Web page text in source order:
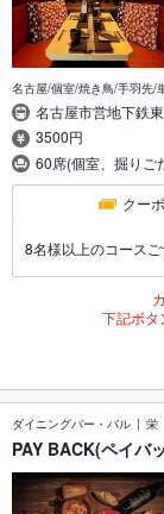
名古屋/個室/焼き鳥/手羽先/
名古屋市営地下鉄
3500円
60席(個室、掘りご
クー
8名様以上のコース
下記ボタ
ダイニングバー・バル 栄
PAY BACK(ペイ